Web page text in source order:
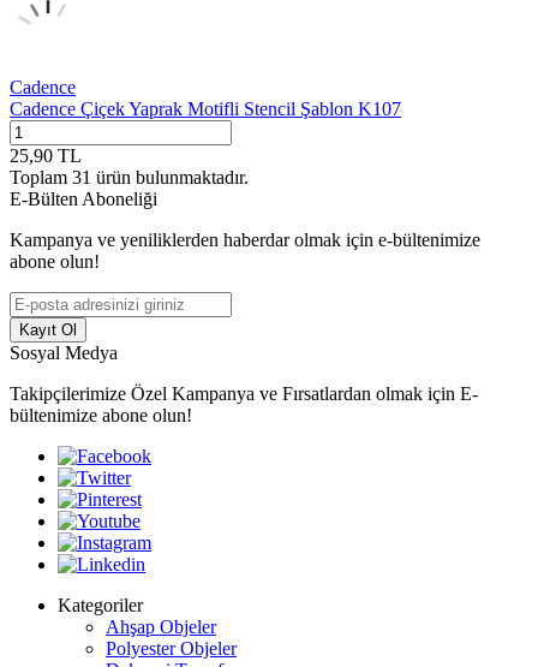
Cadence
Cadence Çiçek Yaprak Motifli Stencil Şablon K107
25,90 TL
Toplam 31 ürün bulunmaktadır.
E-Bülten Aboneliği
Kampanya ve yeniliklerden haberdar olmak için e-bültenimize
abone olun!
Kayıt Ol
Sosyal Medya
Takipçilerimize Özel Kampanya ve Fırsatlardan olmak için E-
bültenimize abone olun!
Kategoriler
Ahşap Objeler
Polyester Objeler